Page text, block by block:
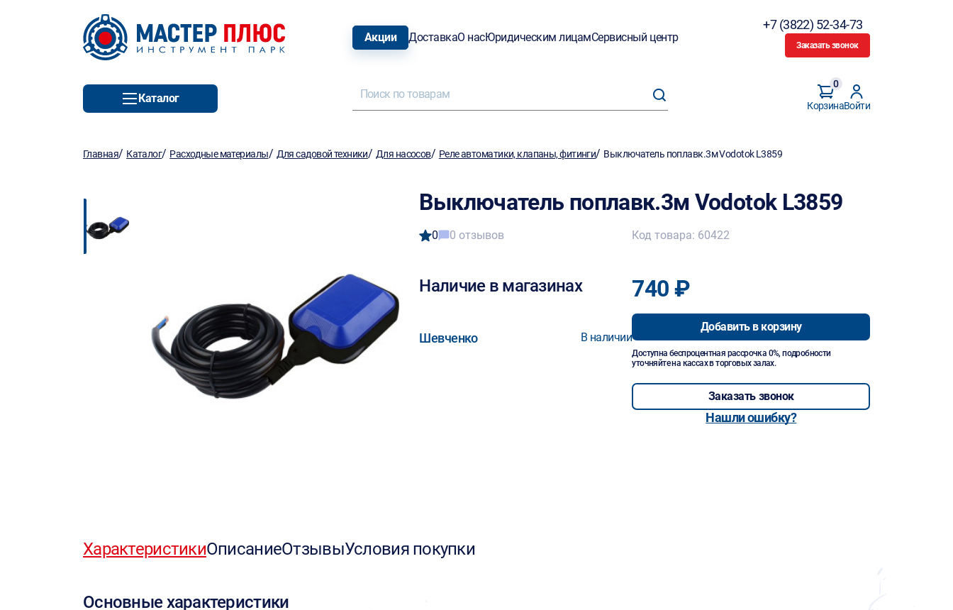
Акции ДоставкаО насЮридическим лицамСервисный центр
+7 (3822) 52-34-73
Заказать звонок
Каталог
Корзина
0
Войти
Главная/ Каталог/ Расходные материалы/ Для садовой техники/ Для насосов/ Реле автоматики, клапаны, фитинги/ Выключатель поплавк.3м Vodotok L3859
Выключатель поплавк.3м Vodotok L3859
0 0 отзывов
Наличие в магазинах
Шевченко В наличии
Код товара: 60422
740 ₽
Добавить в корзину
Доступна беспроцентная рассрочка 0%, подробности
уточняйте на кассах в торговых залах.
Заказать звонок
Нашли ошибку?
ХарактеристикиОписаниеОтзывыУсловия покупки
Основные характеристики